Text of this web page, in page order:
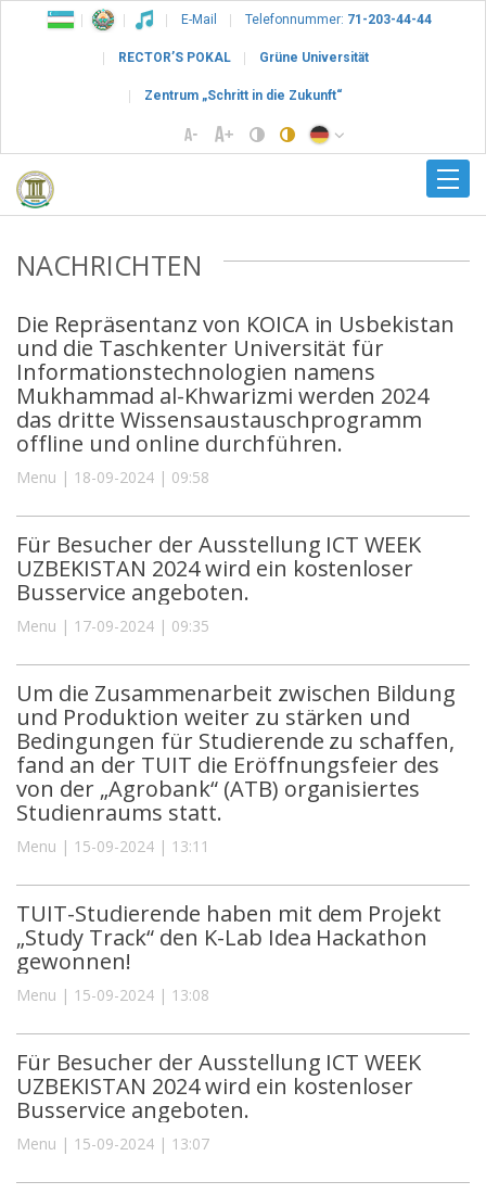
E-Mail Telefonnummer: 71-203-44-44
RECTOR’S POKAL Grüne Universität
Zentrum „Schritt in die Zukunft“
NACHRICHTEN
Die Repräsentanz von KOICA in Usbekistan
und die Taschkenter Universität für
Informationstechnologien namens
Mukhammad al-Khwarizmi werden 2024
das dritte Wissensaustauschprogramm
offline und online durchführen.
Menu | 18-09-2024 | 09:58
Für Besucher der Ausstellung ICT WEEK
UZBEKISTAN 2024 wird ein kostenloser
Busservice angeboten.
Menu | 17-09-2024 | 09:35
Um die Zusammenarbeit zwischen Bildung
und Produktion weiter zu stärken und
Bedingungen für Studierende zu schaffen,
fand an der TUIT die Eröffnungsfeier des
von der „Agrobank“ (ATB) organisiertes
Studienraums statt.
Menu | 15-09-2024 | 13:11
TUIT-Studierende haben mit dem Projekt
„Study Track“ den K-Lab Idea Hackathon
gewonnen!
Menu | 15-09-2024 | 13:08
Für Besucher der Ausstellung ICT WEEK
UZBEKISTAN 2024 wird ein kostenloser
Busservice angeboten.
Menu | 15-09-2024 | 13:07